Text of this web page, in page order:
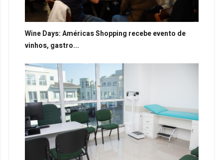
Wine Days: Américas Shopping recebe evento de
vinhos, gastro...